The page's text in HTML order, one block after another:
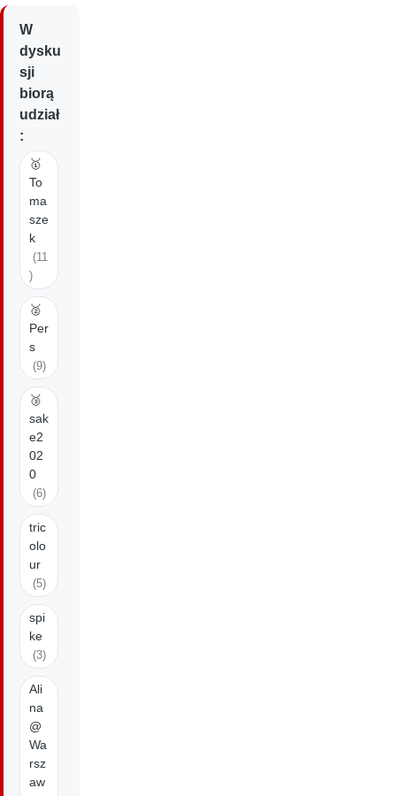
W
dysku
sji
biorą
udział
:
🥇
To
ma
sze
k
(11
)
🥈
Per
s
(9)
🥉
sak
e2
02
0
(6)
tric
olo
ur
(5)
spi
ke
(3)
Ali
na
@
Wa
rsz
aw